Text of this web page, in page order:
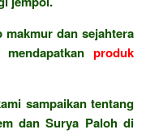
dan sejahtera
produk
sampaikan tentang
dan Surya Paloh di